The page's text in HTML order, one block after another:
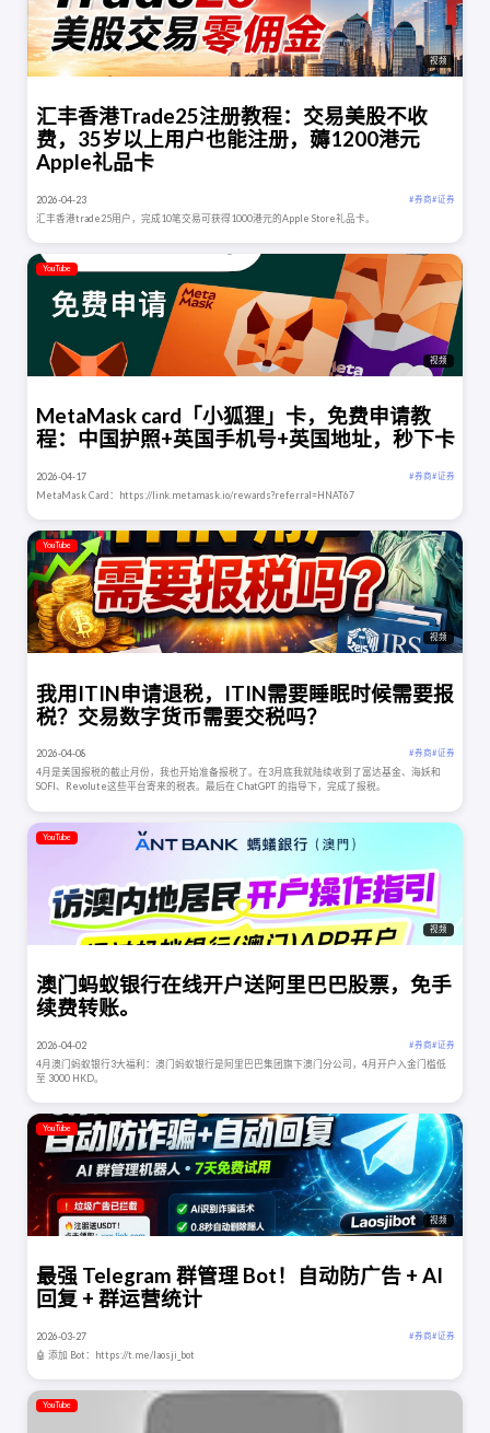
视频
汇丰香港Trade25注册教程：交易美股不收
费，35岁以上用户也能注册，薅1200港元
Apple礼品卡
2026-04-23 # 券商# 证券
汇丰香港trade25用户，完成10笔交易可获得1000港元的Apple Store礼品卡。
YouTube
视频
MetaMask card「小狐狸」卡，免费申请教
程：中国护照+英国手机号+英国地址，秒下卡
2026-04-17 # 券商# 证券
MetaMask Card：https://link.metamask.io/rewards?referral=HNAT67
YouTube
视频
我用ITIN申请退税，ITIN需要睡眠时候需要报
税？交易数字货币需要交税吗？
2026-04-08 # 券商# 证券
4月是美国报税的截止月份，我也开始准备报税了。在3月底我就陆续收到了富达基金、海妖和
SOFI、Revolute这些平台寄来的税表。最后在 ChatGPT 的指导下，完成了报税。
YouTube
视频
澳门蚂蚁银行在线开户送阿里巴巴股票，免手
续费转账。
2026-04-02 # 券商# 证券
4月澳门蚂蚁银行3大福利：澳门蚂蚁银行是阿里巴巴集团旗下澳门分公司，4月开户入金门槛低
至 3000 HKD。
YouTube
视频
最强 Telegram 群管理 Bot！自动防广告 + AI
回复 + 群运营统计
2026-03-27 # 券商# 证券
🤖 添加 Bot：https://t.me/laosji_bot
YouTube